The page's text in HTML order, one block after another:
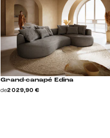
Grand-canapé Edina
de2 029,90 €